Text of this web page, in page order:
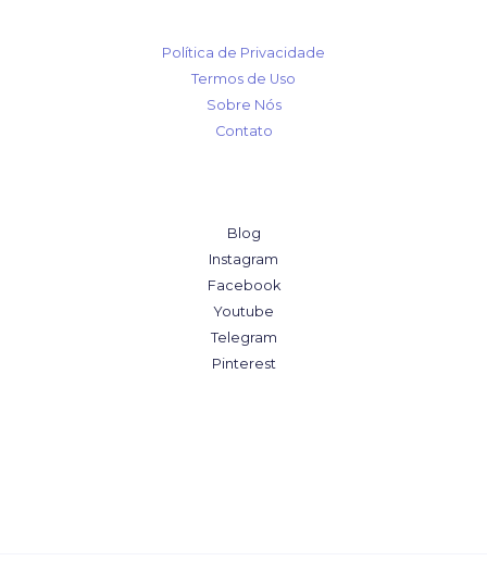
Política de Privacidade
Termos de Uso
Sobre Nós
Contato
Blog
Instagram
Facebook
Youtube
Telegram
Pinterest